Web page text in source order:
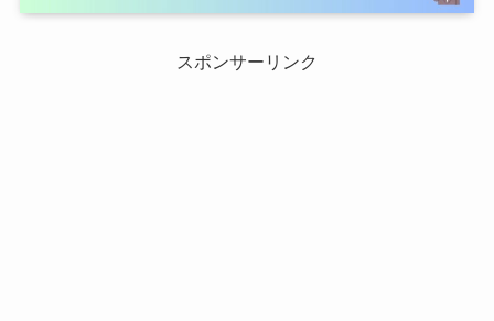
スポンサーリンク